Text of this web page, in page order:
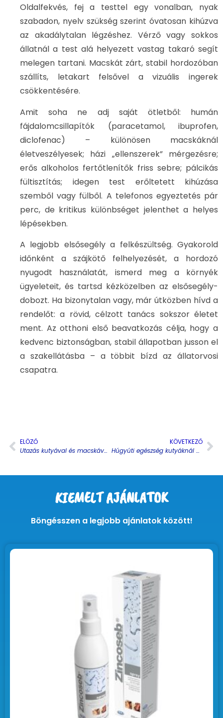
Oldalfekvés, fej a testtel egy vonalban, nyak
szabadon, nyelv szükség szerint óvatosan kihúzva
az akadálytalan légzéshez. Vérző vagy sokkos
állatnál a test alá helyezett vastag takaró segít
melegen tartani. Macskát zárt, stabil hordozóban
szállíts, letakart felsővel a vizuális ingerek
csökkentésére.
Amit soha ne adj saját ötletből: humán
fájdalomcsillapítók (paracetamol, ibuprofen,
diclofenac) – különösen macskáknál
életveszélyesek; házi „ellenszerek” mérgezésre;
erős alkoholos fertőtlenítők friss sebre; pálcikás
fültisztítás; idegen test erőltetett kihúzása
szemből vagy fülből. A telefonos egyeztetés pár
perc, de kritikus különbséget jelenthet a helyes
lépésekben.
A legjobb elsősegély a felkészültség. Gyakorold
időnként a szájkötő felhelyezését, a hordozó
nyugodt használatát, ismerd meg a környék
ügyeleteit, és tartsd kézközelben az elsősegély-
dobozt. Ha bizonytalan vagy, már útközben hívd a
rendelőt: a rövid, célzott tanács sokszor életet
ment. Az otthoni első beavatkozás célja, hogy a
kedvenc biztonságban, stabil állapotban jusson el
a szakellátásba – a többit bízd az állatorvosi
csapatra.
ELÖZŐ
Utazás kutyával és macskával belföldön és külföldön: papírok, biztonság, stresszcsökkentés lépésről lépésre
KÖVETKEZŐ
Húgyúti egészség kutyáknál és macskáknál: víz, alom, táp és stressz – így előzheted meg a visszatérő gondokat
KIEMELT AJÁNLATOK
Böngésszen a legjobb ajánlatok között!